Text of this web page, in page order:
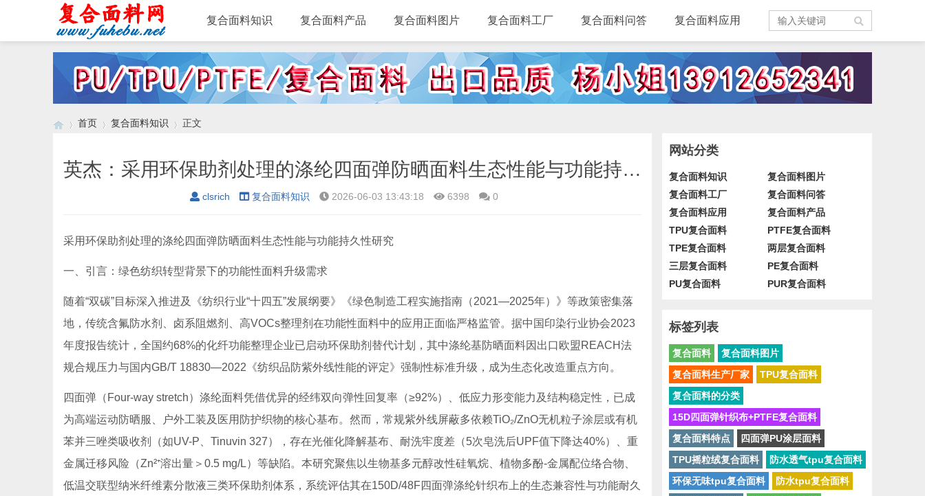
复合面料知识 复合面料产品 复合面料图片 复合面料工厂 复合面料问答 复合面料应用
首页 复合面料知识 正文
英杰：采用环保助剂处理的涤纶四面弹防晒面料生态性能与功能持久性研究
clsrich 复合面料知识 2026-06-03 13:43:18 6398 0
采用环保助剂处理的涤纶四面弹防晒面料生态性能与功能持久性研究
一、引言：绿色纺织转型背景下的功能性面料升级需求
随着“双碳”目标深入推进及《纺织行业“十四五”发展纲要》《绿色制造工程实施指南（2021—2025年）》等政策密集落
地，传统含氟防水剂、卤系阻燃剂、高VOCs整理剂在功能性面料中的应用正面临严格监管。据中国印染行业协会2023
年度报告统计，全国约68%的化纤功能整理企业已启动环保助剂替代计划，其中涤纶基防晒面料因出口欧盟REACH法
规合规压力与国内GB/T 18830—2022《纺织品防紫外线性能的评定》强制性标准升级，成为生态化改造重点方向。
四面弹（Four-way stretch）涤纶面料凭借优异的经纬双向弹性回复率（≥92%）、低应力形变能力及结构稳定性，已成
为高端运动防晒服、户外工装及医用防护织物的核心基布。然而，常规紫外线屏蔽多依赖TiO₂/ZnO无机粒子涂层或有机
苯并三唑类吸收剂（如UV-P、Tinuvin 327），存在光催化降解基布、耐洗牢度差（5次皂洗后UPF值下降达40%）、重
金属迁移风险（Zn²⁺溶出量＞0.5 mg/L）等缺陷。本研究聚焦以生物基多元醇改性硅氧烷、植物多酚-金属配位络合物、
低温交联型纳米纤维素分散液三类环保助剂体系，系统评估其在150D/48F四面弹涤纶针织布上的生态兼容性与功能耐久
网站分类
复合面料知识
复合面料图片
复合面料工厂
复合面料问答
复合面料应用
复合面料产品
TPU复合面料
PTFE复合面料
TPE复合面料
两层复合面料
三层复合面料
PE复合面料
PU复合面料
PUR复合面料
标签列表
复合面料
复合面料图片
复合面料生产厂家
TPU复合面料
复合面料的分类
15D四面弹针织布+PTFE复合面料
复合面料特点
四面弹PU涂层面料
TPU摇粒绒复合面料
防水透气tpu复合面料
环保无味tpu复合面料
防水tpu复合面料